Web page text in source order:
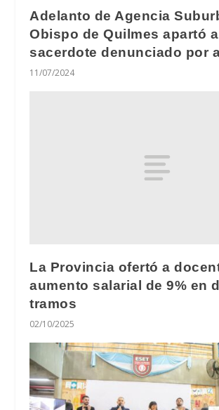
Adelanto de Agencia
Obispo de Quilmes apartó a
sacerdote denunciado por
11/07/2024
La Provincia ofertó a
aumento salarial de 9% en
tramos
02/10/2025